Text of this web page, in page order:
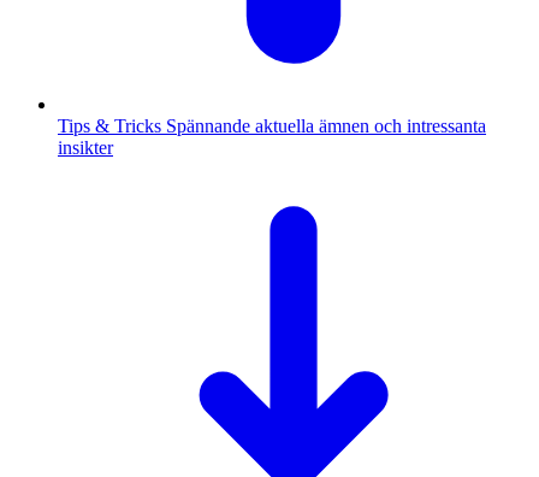
Tips & Tricks Spännande aktuella ämnen och intressanta
insikter